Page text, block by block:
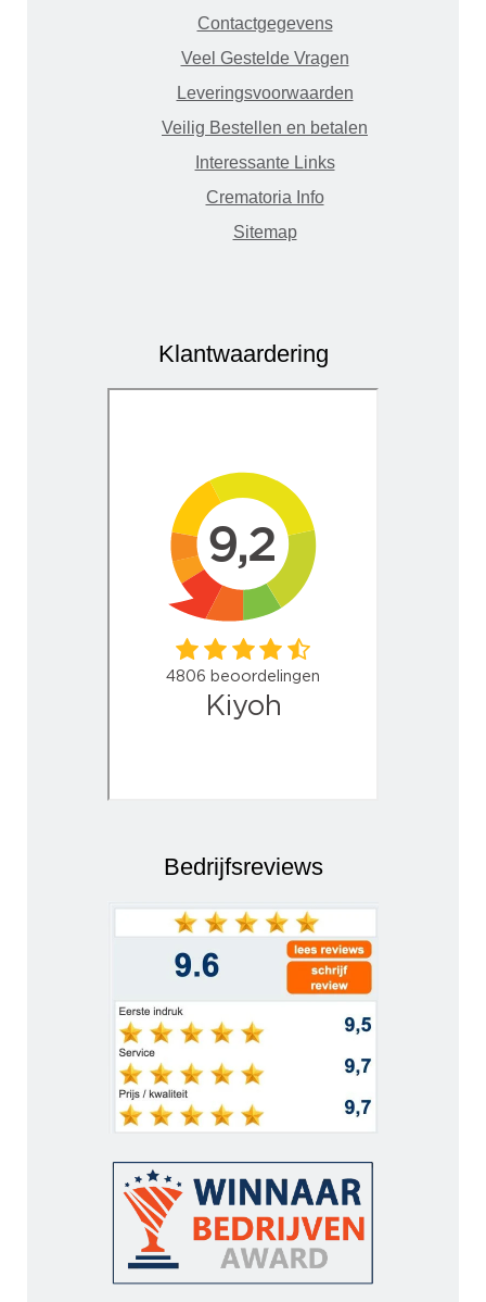
Contactgegevens
Veel Gestelde Vragen
Leveringsvoorwaarden
Veilig Bestellen en betalen
Interessante Links
Crematoria Info
Sitemap
Klantwaardering
Bedrijfsreviews